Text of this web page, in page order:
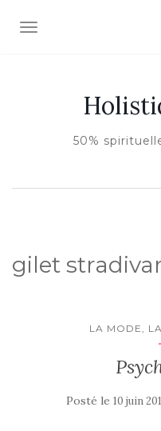
AFFICHER/MASQUER
50%
gilet
LA MODE,
Posté le 10 juin